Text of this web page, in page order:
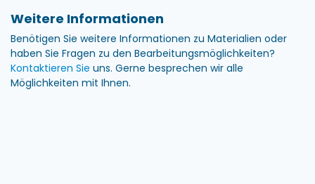
Weitere Informationen
Benötigen Sie weitere Informationen zu Materialien oder
haben Sie Fragen zu den Bearbeitungsmöglichkeiten?
Kontaktieren Sie uns. Gerne besprechen wir alle
Möglichkeiten mit Ihnen.